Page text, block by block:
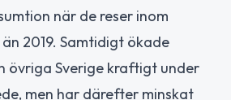
när de reser inom
2019. Samtidigt ökade
övriga Sverige kraftigt under
men har därefter minskat